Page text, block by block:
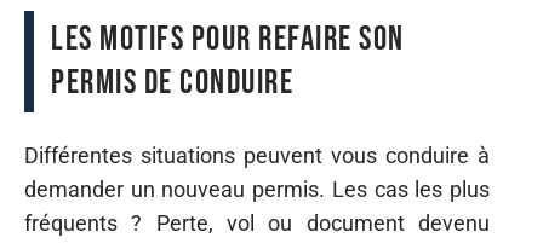
Les motifs pour refaire son
permis de conduire
Différentes situations peuvent vous conduire à
demander un nouveau permis. Les cas les plus
fréquents ? Perte, vol ou document devenu